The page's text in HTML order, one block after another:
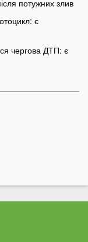
потужних злив
є
чергова ДТП: є
знаком Зодіаку
під час грози
10-кілограмову